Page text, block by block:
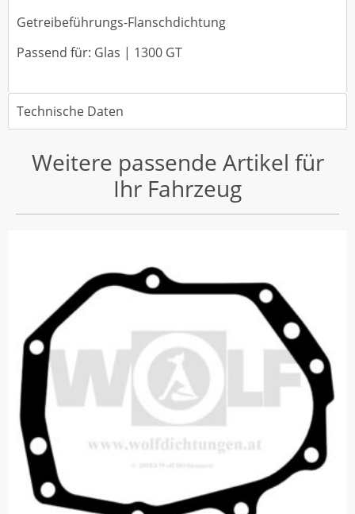
Getreibeführungs-Flanschdichtung
Passend für: Glas | 1300 GT
Technische Daten
Weitere passende Artikel für
Ihr Fahrzeug